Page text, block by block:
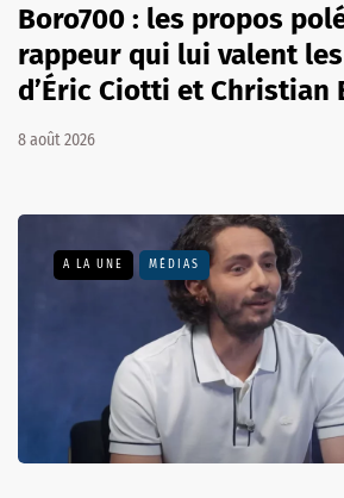
Boro700 : les propos
rappeur qui lui valent
d’Éric Ciotti et Christian
8 août 2026
A LA UNE MÉDIAS